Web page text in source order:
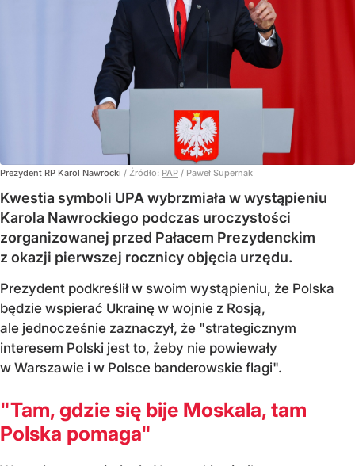
Prezydent RP Karol Nawrocki / Źródło: PAP / Paweł Supernak
Kwestia symboli UPA wybrzmiała w wystąpieniu
Karola Nawrockiego podczas uroczystości
zorganizowanej przed Pałacem Prezydenckim
z okazji pierwszej rocznicy objęcia urzędu.
Prezydent podkreślił w swoim wystąpieniu, że Polska
będzie wspierać Ukrainę w wojnie z Rosją,
ale jednocześnie zaznaczył, że "strategicznym
interesem Polski jest to, żeby nie powiewały
w Warszawie i w Polsce banderowskie flagi".
"Tam, gdzie się bije Moskala, tam
Polska pomaga"